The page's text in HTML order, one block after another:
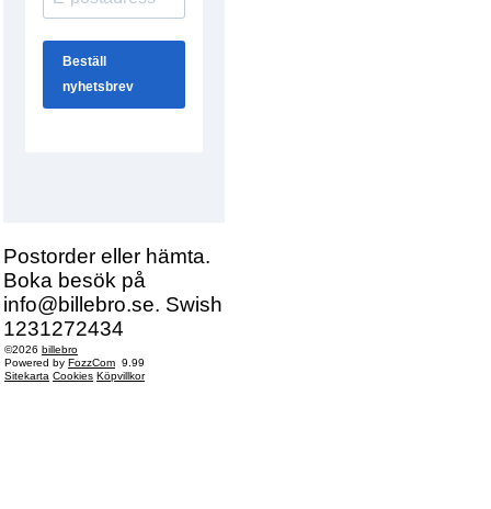
Postorder eller hämta.
Boka besök på
info@billebro.se. Swish
1231272434
©2026 billebro
Powered by FozzCom 9.99
Sitekarta Cookies Köpvillkor